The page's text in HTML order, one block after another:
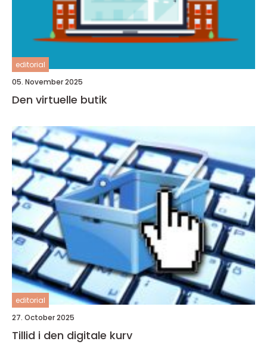
editorial
05. November 2025
Den virtuelle butik
editorial
27. October 2025
Tillid i den digitale kurv